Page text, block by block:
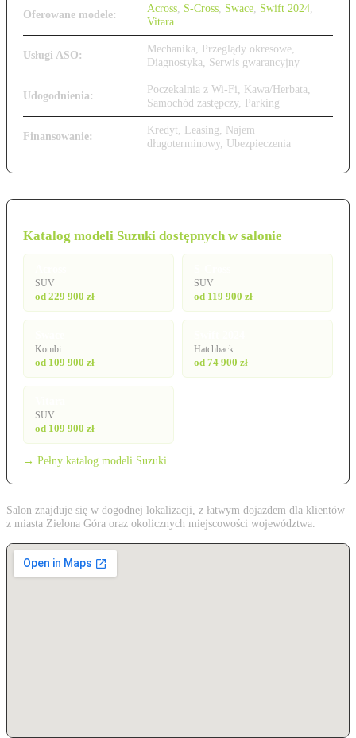
Oferowane modele: Across S-Cross Swace Swift 2024
Vitara
Usługi ASO:
Mechanika, Przeglądy okresowe,
Diagnostyka, Serwis gwarancyjny
Udogodnienia:
Poczekalnia z Wi-Fi, Kawa/Herbata,
Samochód zastępczy, Parking
Finansowanie:
Kredyt, Leasing, Najem
długoterminowy, Ubezpieczenia
Katalog modeli Suzuki dostępnych w salonie
SUV
od 229 900 zł
SUV
od 119 900 zł
Kombi
od 109 900 zł
Hatchback
od 74 900 zł
SUV
od 109 900 zł
→ Pełny katalog modeli Suzuki
Salon znajduje się w dogodnej lokalizacji, z łatwym dojazdem dla klientów
z miasta Zielona Góra oraz okolicznych miejscowości województwa.